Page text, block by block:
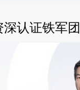
深认证铁军